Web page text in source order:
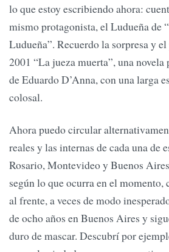
lo que estoy escribiendo ahora:
mismo protagonista, el Ludueña de
Ludueña”. Recuerdo la sorpresa y
2001 “La jueza muerta”, una
de Eduardo D’Anna, con una larga
colosal.
Ahora puedo circular
reales y las internas de cada una de
Rosario, Montevideo y Buenos
según lo que ocurra en el momento,
al frente, a veces de modo
de ocho años en Buenos Aires y
duro de mascar. Descubrí por